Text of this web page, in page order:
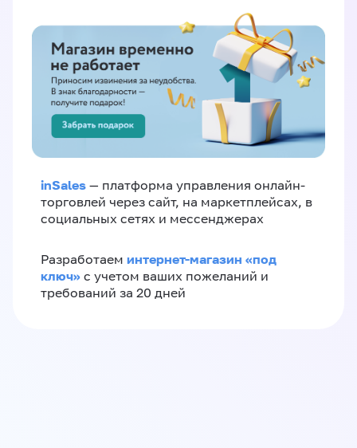
inSales — платформа управления онлайн-
торговлей через сайт, на маркетплейсах, в
социальных сетях и мессенджерах
Разработаем интернет-магазин «‎под
ключ»‎ с учетом ваших пожеланий и
требований за 20 дней